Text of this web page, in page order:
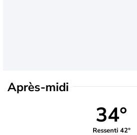
Après-midi
34°
Ressenti 42°